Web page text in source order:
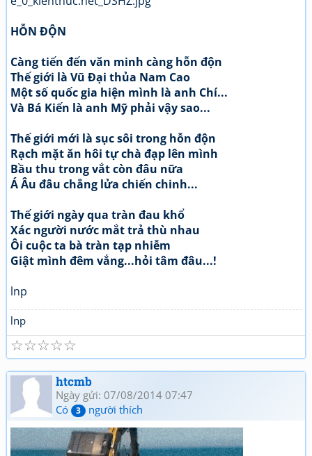
HỖN ĐỘN
Càng tiến đến văn minh càng hỗn độn
Thế giới là Vũ Đại thủa Nam Cao
Một số quốc gia hiện mình là anh Chí...
Và Bá Kiến là anh Mỹ phải vậy sao...
Thế giới mới là sục sôi trong hỗn độn
Rạch mặt ăn hôi tự chà đạp lên mình
Bầu thu trong vắt còn đâu nữa
Á Âu đâu chẳng lửa chiến chinh...
Thế giới ngày qua tràn đau khổ
Xác người nước mắt trả thù nhau
Ôi cuộc ta bà tràn tạp nhiễm
Giật mình đêm vắng...hỏi tâm đâu...!
lnp
lnp
☆
☆
☆
☆
☆
htcmb
Ngày gửi: 07/08/2014 07:47
Có
3 người thích